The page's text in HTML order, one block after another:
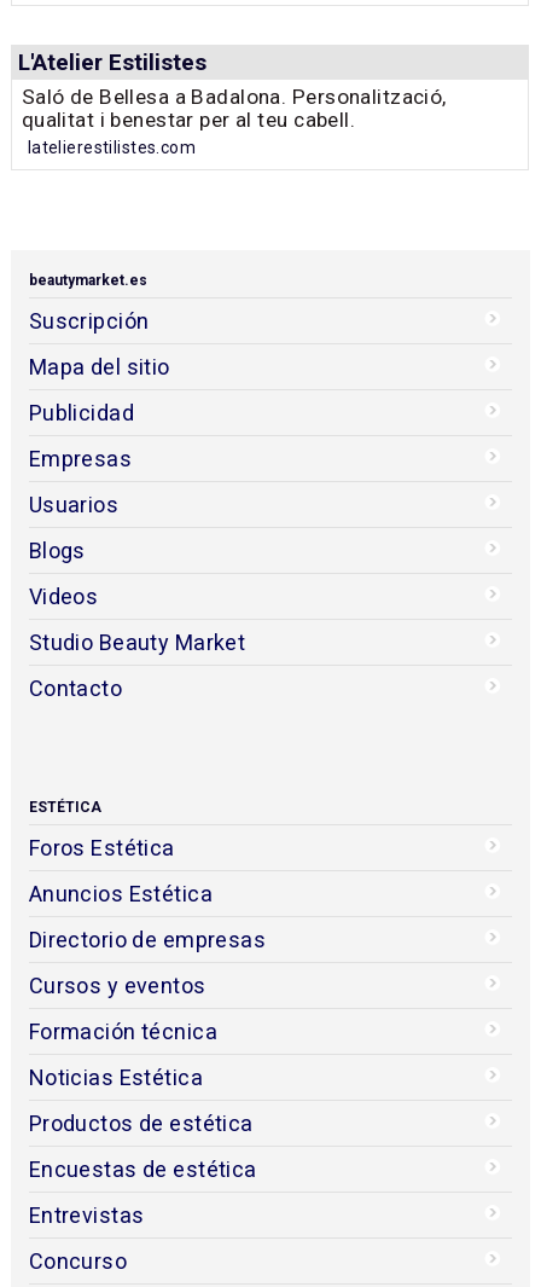
L'Atelier Estilistes
Saló de Bellesa a Badalona. Personalització,
qualitat i benestar per al teu cabell.
latelierestilistes.com
beautymarket.es
Suscripción
Mapa del sitio
Publicidad
Empresas
Usuarios
Blogs
Videos
Studio Beauty Market
Contacto
ESTÉTICA
Foros Estética
Anuncios Estética
Directorio de empresas
Cursos y eventos
Formación técnica
Noticias Estética
Productos de estética
Encuestas de estética
Entrevistas
Concurso